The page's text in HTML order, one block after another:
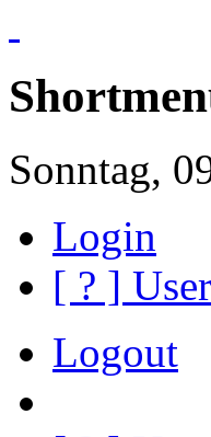
Sonntag,
Login
[ ? ]
Logout